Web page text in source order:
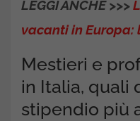
LEGGI ANCHE >>>
vacanti in Europa:
Mestieri e
in Italia, quali
stipendio più